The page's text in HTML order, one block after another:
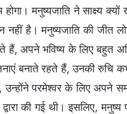
मनुष्यजाति ने साक्ष्य क्यों
है। मनुष्यजाति की जीत
हैं, अपने भविष्य के लिए बहुत
बनाते रहते हैं, उनकी रुचि
उन्होंने परमेश्वर के लिए अपने
की गई थी। इसलिए, मनुष्य